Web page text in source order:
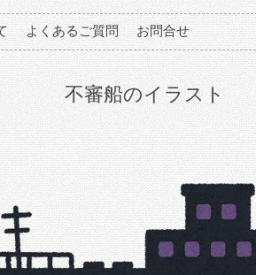
よくあるご質問 お問合せ
不審船のイラスト